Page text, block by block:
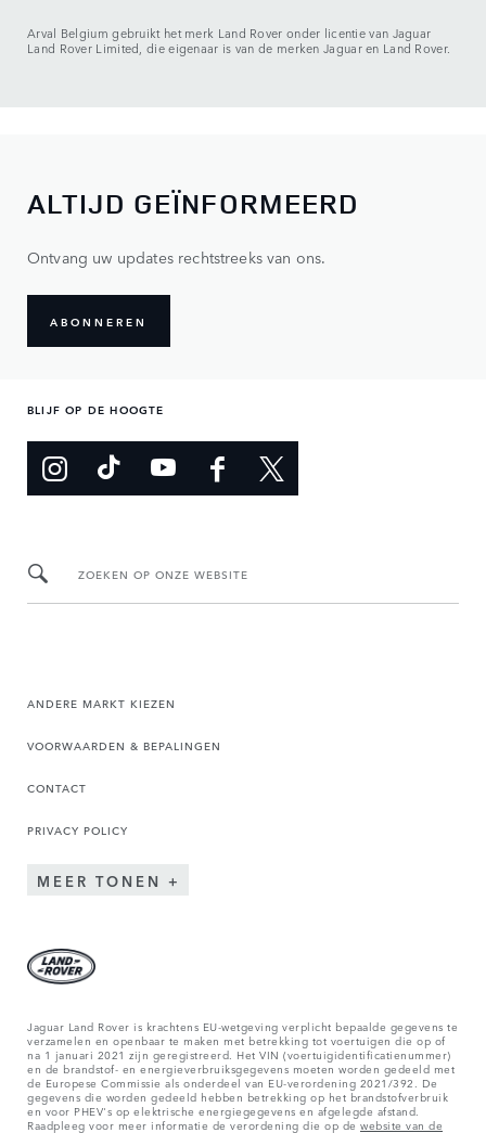
Arval Belgium gebruikt het merk Land Rover onder licentie van Jaguar
Land Rover Limited, die eigenaar is van de merken Jaguar en Land Rover.
ALTIJD GEÏNFORMEERD
Ontvang uw updates rechtstreeks van ons.
ABONNEREN
BLIJF OP DE HOOGTE
ZOEKEN OP ONZE WEBSITE
ANDERE MARKT KIEZEN
VOORWAARDEN & BEPALINGEN
CONTACT
PRIVACY POLICY
MEER TONEN
Jaguar Land Rover is krachtens EU-wetgeving verplicht bepaalde gegevens te
verzamelen en openbaar te maken met betrekking tot voertuigen die op of
na 1 januari 2021 zijn geregistreerd. Het VIN (voertuigidentificatienummer)
en de brandstof- en energieverbruiksgegevens moeten worden gedeeld met
de Europese Commissie als onderdeel van EU-verordening 2021/392. De
gegevens die worden gedeeld hebben betrekking op het brandstofverbruik
en voor PHEV's op elektrische energiegegevens en afgelegde afstand.
Raadpleeg voor meer informatie de verordening die op dewebsite van de